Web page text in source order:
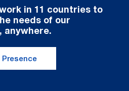
in 11 countries to
needs of our
anywhere.
Presence